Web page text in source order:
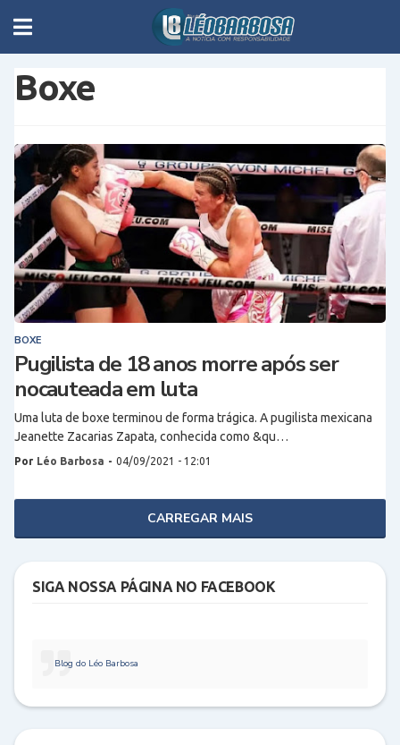
Boxe
BOXE
Pugilista de 18 anos morre após ser
nocauteada em luta
Uma luta de boxe terminou de forma trágica. A pugilista mexicana
Jeanette Zacarias Zapata, conhecida como &qu…
Por Léo Barbosa - 04/09/2021 - 12:01
CARREGAR MAIS
SIGA NOSSA PÁGINA NO FACEBOOK
Blog do Léo Barbosa